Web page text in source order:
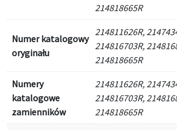
214818665R
Numer katalogowy
oryginału
214811626R,
214816703R,
214818665R
Numery
katalogowe
zamienników
214811626R,
214816703R,
214818665R